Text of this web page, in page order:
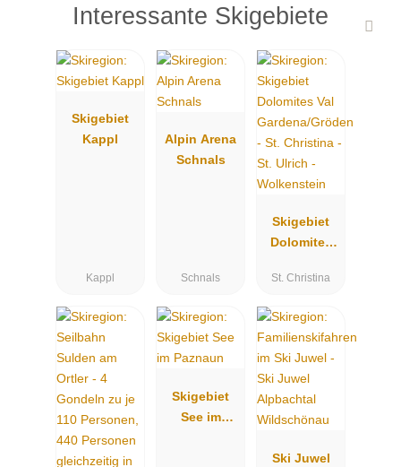
Interessante Skigebiete
Skigebiet
Kappl
Kappl
Alpin Arena
Schnals
Schnals
Skigebiet
Dolomites
Gardena/Grö
Christina -
St. Ulrich -
Wolkenstein
St. Christina
Skigebiet
See im
Ski Juwel